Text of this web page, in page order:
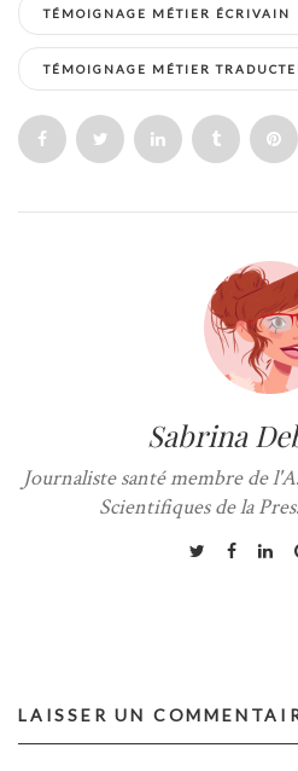
TÉMOIGNAGE MÉTIER ÉCRIVAIN
TÉMOIGNAGE MÉTIER
Sabrina
Journaliste santé membre de
Scientifiques de la
LAISSER UN